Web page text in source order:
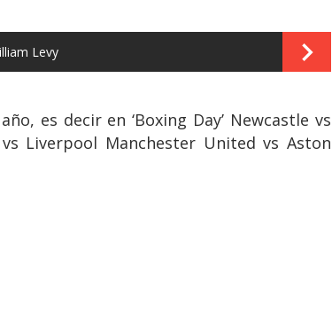
Levy
es decir en ‘Boxing Day’ Newcastle vs
Liverpool Manchester United vs Aston